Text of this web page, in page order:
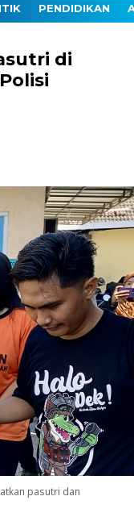
PENDIDIKAN
di
pasutri dan